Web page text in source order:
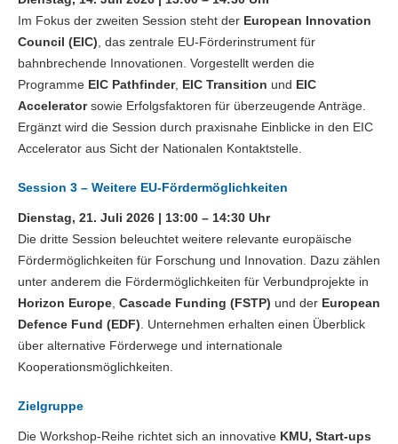
Im Fokus der zweiten Session steht der European Innovation
Council (EIC) , das zentrale EU-Förderinstrument für
bahnbrechende Innovationen. Vorgestellt werden die
Programme EIC Pathfinder, EIC Transition und EIC
Acceleratorsowie Erfolgsfaktoren für überzeugende Anträge.
Ergänzt wird die Session durch praxisnahe Einblicke in den EIC
Accelerator aus Sicht der Nationalen Kontaktstelle.
Session 3 – Weitere EU-Fördermöglichkeiten
Dienstag, 21. Juli 2026 | 13:00 – 14:30 Uhr
Die dritte Session beleuchtet weitere relevante europäische
Fördermöglichkeiten für Forschung und Innovation. Dazu zählen
unter anderem die Fördermöglichkeiten für Verbundprojekte in
Horizon Europe Cascade Funding (FSTP) und der European
Defence Fund (EDF) . Unternehmen erhalten einen Überblick
über alternative Förderwege und internationale
Kooperationsmöglichkeiten.
Zielgruppe
Die Workshop-Reihe richtet sich an innovative KMU, Start-ups